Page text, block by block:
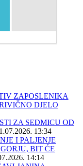
ZAPOSLENIKA
DJELO
ZA SEDMICU OD
13:34
I PALJENJE
BIT ĆE
14:14